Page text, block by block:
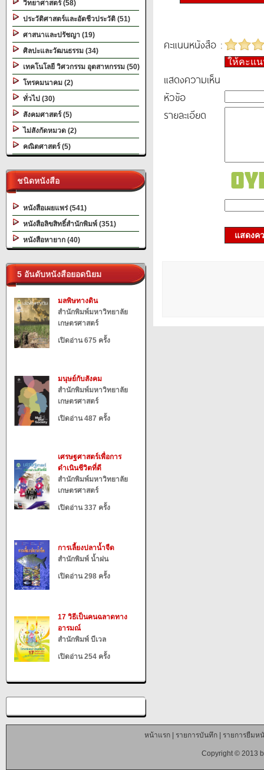
วิทยาศาสตร์ (58)
ประวัติศาสตร์และอัตชีวประวัติ (51)
ศาสนาและปรัชญา (19)
ศิลปะและวัฒนธรรม (34)
เทคโนโลยี วิศวกรรม อุตสาหกรรม (50)
โทรคมนาคม (2)
ทั่วไป (30)
สังคมศาสตร์ (5)
ไม่สังกัดหมวด (2)
คณิตศาสตร์ (5)
ชนิดหนังสือ
หนังสือเผยแพร่ (541)
หนังสือลิขสิทธิ์สำนักพิมพ์ (351)
หนังสือหายาก (40)
5 อันดับหนังสือยอดนิยม
มลพิษทางดิน
สำนักพิมพ์มหาวิทยาลัย
เกษตรศาสตร์
เปิดอ่าน 675 ครั้ง
มนุษย์กับสังคม
สำนักพิมพ์มหาวิทยาลัย
เกษตรศาสตร์
เปิดอ่าน 487 ครั้ง
เศรษฐศาสตร์เพื่อการ
ดำเนินชีวิตที่ดี
สำนักพิมพ์มหาวิทยาลัย
เกษตรศาสตร์
เปิดอ่าน 337 ครั้ง
การเลี้ยงปลาน้ำจืด
สำนักพิมพ์ น้ำฝน
เปิดอ่าน 298 ครั้ง
17 วิธีเป็นคนฉลาดทาง
อารมณ์
สำนักพิมพ์ บีเวล
เปิดอ่าน 254 ครั้ง
คะแนนหนังสือ :
ให้คะแ
แสดงความเห็น
หัวข้อ
รายละเอียด
แสดงค
หน้าแรก| รายการบันทึก| รายการยืมห
Copyright © 2013